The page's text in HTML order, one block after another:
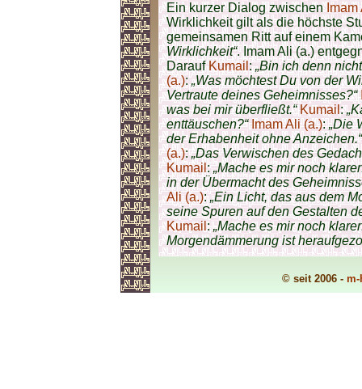
Ein kurzer Dialog zwischenImam
Wirklichkeit gilt als die höchste
gemeinsamen Ritt auf einem
Wirklichkeit“. Imam Ali (a.)
DaraufKumail:„Bin ich denn
(a.):„Was möchtest Du von der
Vertraute deines Geheimnisses?“
was bei mir überfließt.“ Kumail:
enttäuschen?“ Imam Ali (a.):„Die
der Erhabenheit ohne Anzeichen.“
(a.):„Das Verwischen des
Kumail:„Mache es mir noch
in der Übermacht des
Ali (a.):„Ein Licht, das aus dem
seine Spuren auf den Gestalten
Kumail:„Mache es mir noch
Morgendämmerung ist
© seit 2006 - m-